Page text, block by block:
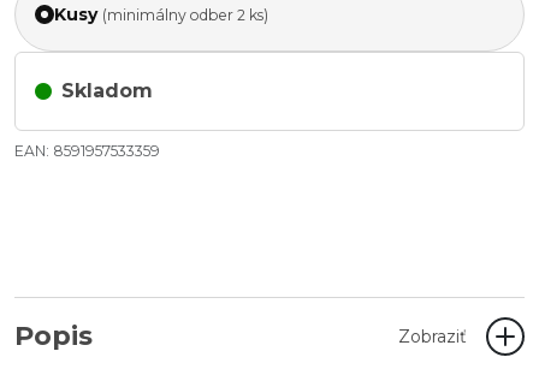
Kusy (minimálny odber 2 ks)
Skladom
EAN: 8591957533359
Popis Zobraziť